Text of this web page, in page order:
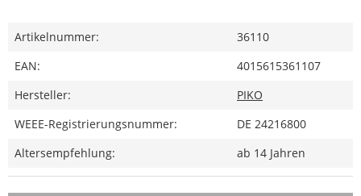
Artikelnummer:
36110
EAN:
4015615361107
Hersteller:
PIKO
WEEE-Registrierungsnummer:
DE 24216800
Altersempfehlung:
ab 14 Jahren